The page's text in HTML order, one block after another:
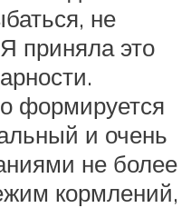
не
приняла это
формируется
и очень
не более
кормлений,